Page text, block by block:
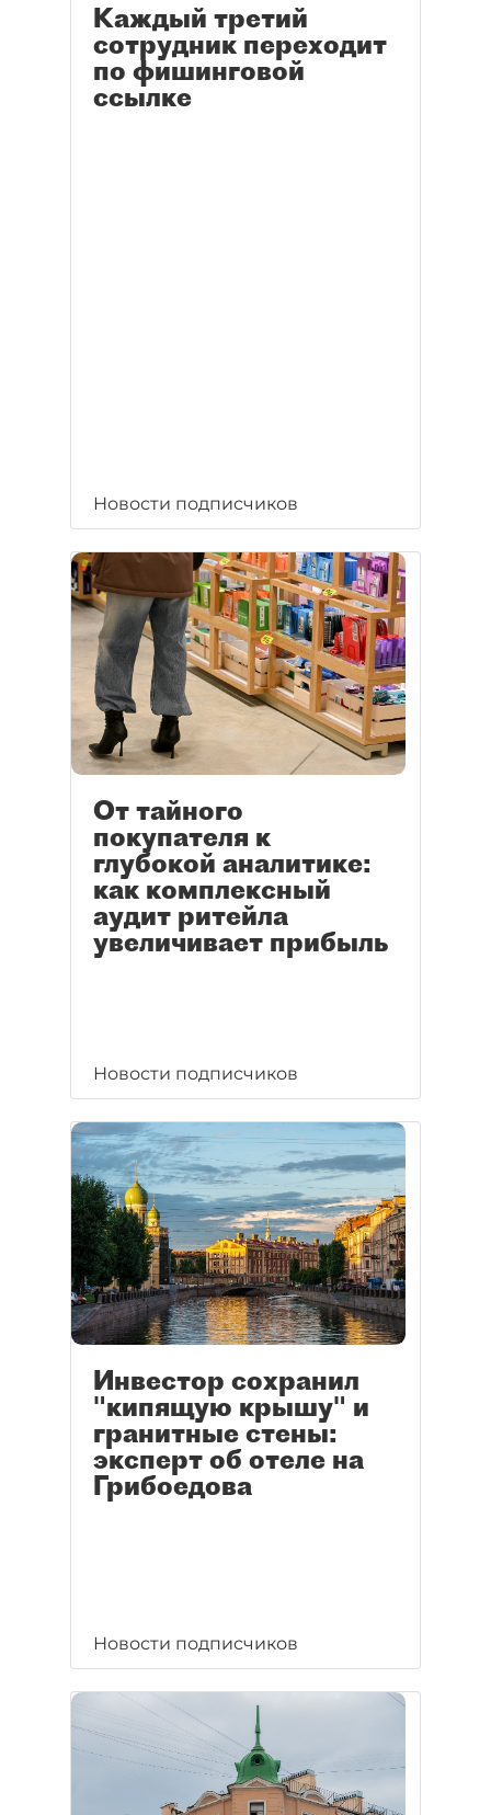
Каждый третий
сотрудник переходит
по фишинговой
ссылке
Новости подписчиков
От тайного
покупателя к
глубокой аналитике:
как комплексный
аудит ритейла
увеличивает прибыль
Новости подписчиков
Инвестор сохранил
"кипящую крышу" и
гранитные стены:
эксперт об отеле на
Грибоедова
Новости подписчиков